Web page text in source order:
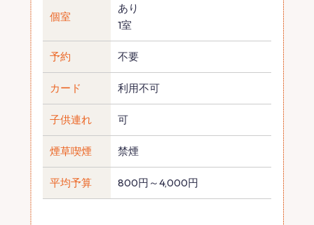
個室
あり
1室
予約 不要
カード 利用不可
子供連れ 可
煙草喫煙 禁煙
平均予算 800円～4,000円